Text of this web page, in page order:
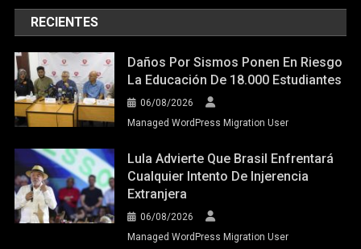
RECIENTES
Daños Por Sismos Ponen En Riesgo
La Educación De 18.000 Estudiantes
06/08/2026
Managed WordPress Migration User
Lula Advierte Que Brasil Enfrentará
Cualquier Intento De Injerencia
Extranjera
06/08/2026
Managed WordPress Migration User